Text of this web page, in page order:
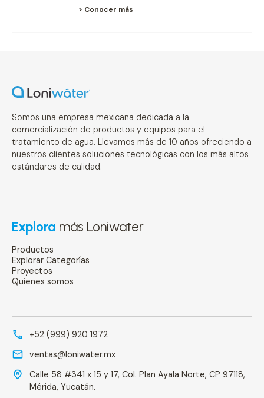
> Conocer más
Somos una empresa mexicana dedicada a la
comercialización de productos y equipos para el
tratamiento de agua. Llevamos más de 10 años ofreciendo a
nuestros clientes soluciones tecnológicas con los más altos
estándares de calidad.
Explora más Loniwater
Productos
Explorar Categorías
Proyectos
Quienes somos
+52 (999) 920 1972
ventas@loniwater.mx
Calle 58 #341 x 15 y 17, Col. Plan Ayala Norte, CP 97118,
Mérida, Yucatán.